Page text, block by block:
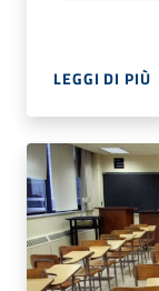
LEGGI DI PIÙ